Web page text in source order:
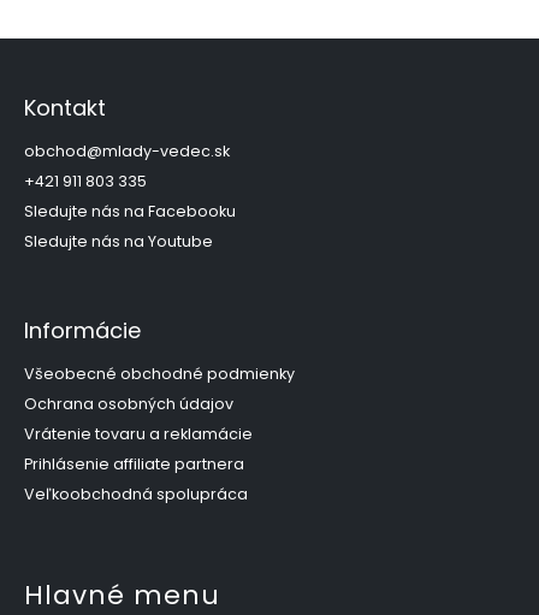
Z
Kontakt
obchod@mlady-vedec.sk
+421 911 803 335
Sledujte nás na Facebooku
Sledujte nás na Youtube
Informácie
Všeobecné obchodné podmienky
Ochrana osobných údajov
Vrátenie tovaru a reklamácie
Prihlásenie affiliate partnera
Veľkoobchodná spolupráca
Hlavné menu